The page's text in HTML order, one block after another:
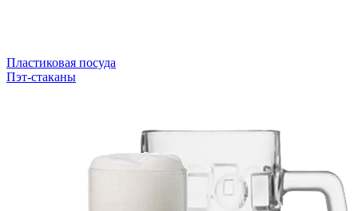
Пластиковая посуда
Пэт-стаканы